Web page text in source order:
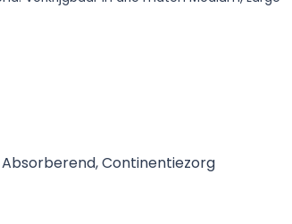
Absorberend,Continentiezorg